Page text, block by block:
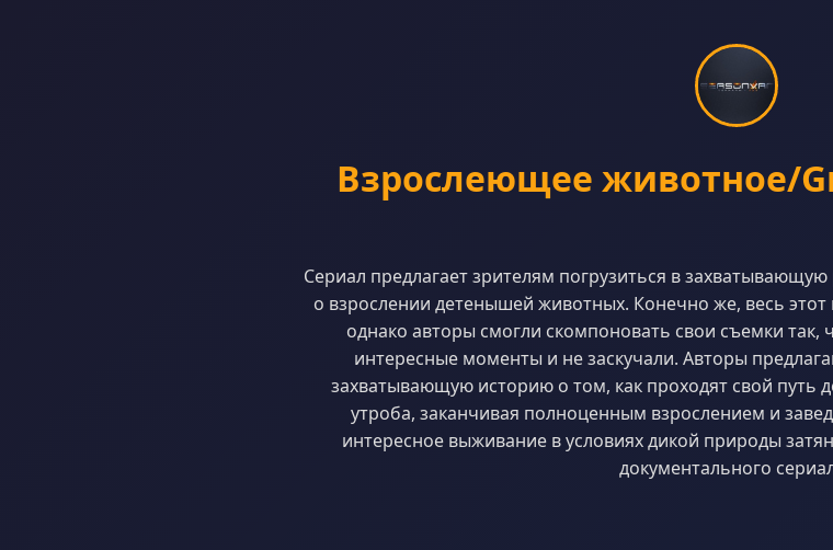
Взрослеющее животное/
Сериал предлагает зрителям погрузиться в
о взрослении детенышей животных. Конечно же, весь
однако авторы смогли скомпоновать свои съемки так,
интересные моменты и не заскучали. Авторы
захватывающую историю о том, как проходят свой путь
утроба, заканчивая полноценным взрослением и
интересное выживание в условиях дикой природы
документального